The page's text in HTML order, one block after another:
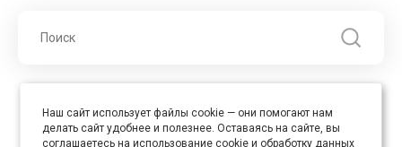
права защищены
Юр. адрес : 105005, г. Москва, ул. Бауманская, д.20, стр. 3
Наш сайт использует файлы cookie — они помогают нам
делать сайт удобнее и полезнее. Оставаясь на сайте, вы
соглашаетесь на использование cookie и обработку данных